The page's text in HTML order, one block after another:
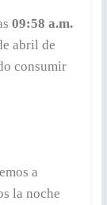
09:58 a.m.
abril de
consumir
a
la noche